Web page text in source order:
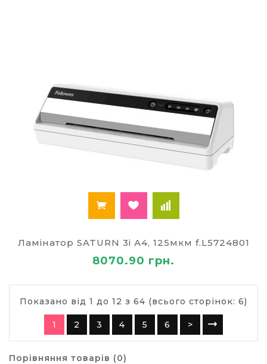
Ламінатор SATURN 3i А4, 125мкм f.L5724801
8070.90 грн.
Показано від 1 до 12 з 64 (всього сторінок: 6)
1 2 3 4 5 6 >
Порівняння товарів (0)